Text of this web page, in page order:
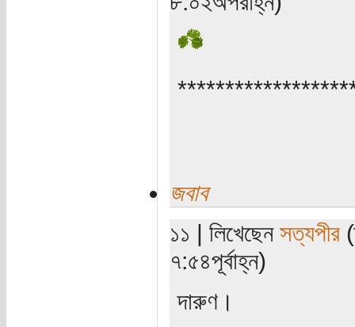
জবাব
১১ | লিখেছেন সত্যপীর
৭:৫৪পূর্বাহ্ন)
দারুণ।